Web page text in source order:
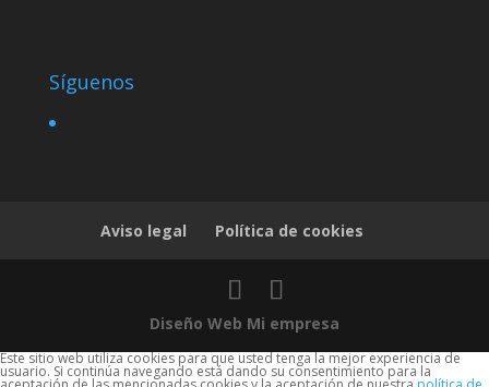
Síguenos
Aviso legal Política de cookies
Diseño Web Mi empresa
Este sitio web utiliza cookies para que usted tenga la mejor experiencia de
usuario. Si continúa navegando está dando su consentimiento para la